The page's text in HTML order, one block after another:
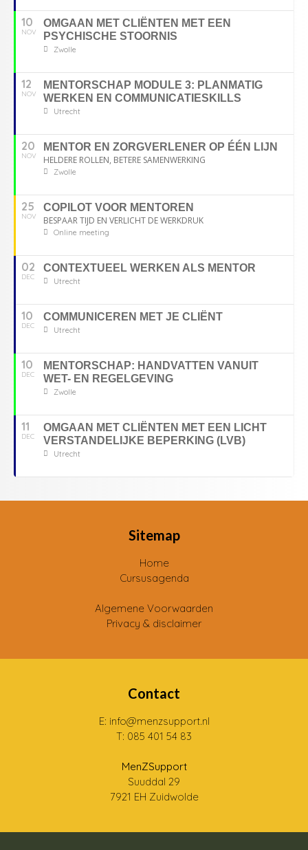
10
NOV
OMGAAN MET CLIËNTEN MET EEN
PSYCHISCHE STOORNIS
Zwolle
12
NOV
MENTORSCHAP MODULE 3: PLANMATIG
WERKEN EN COMMUNICATIESKILLS
Utrecht
20
NOV
MENTOR EN ZORGVERLENER OP ÉÉN LIJN
HELDERE ROLLEN, BETERE SAMENWERKING
Zwolle
25
NOV
COPILOT VOOR MENTOREN
BESPAAR TIJD EN VERLICHT DE WERKDRUK
Online meeting
02
DEC
CONTEXTUEEL WERKEN ALS MENTOR
Utrecht
10
DEC
COMMUNICEREN MET JE CLIËNT
Utrecht
10
DEC
MENTORSCHAP: HANDVATTEN VANUIT
WET- EN REGELGEVING
Zwolle
11
DEC
OMGAAN MET CLIËNTEN MET EEN LICHT
VERSTANDELIJKE BEPERKING (LVB)
Utrecht
Sitemap
Home
Cursusagenda
Algemene Voorwaarden
Privacy & disclaimer
Contact
E: info@menzsupport.nl
T: 085 401 54 83
MenZSupport
Suuddal 29
7921 EH Zuidwolde